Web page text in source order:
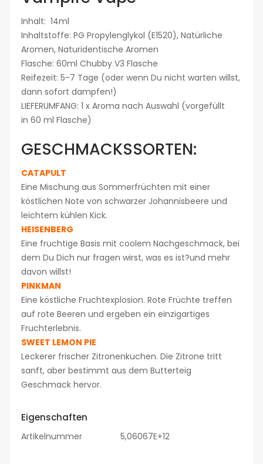
Inhalt: 14ml
Inhaltstoffe: PG Propylenglykol (E1520), Natürliche
Aromen, Naturidentische Aromen
Flasche: 60ml Chubby V3 Flasche
Reifezeit: 5-7 Tage (oder wenn Du nicht warten willst,
dann sofort dampfen!)
LIEFERUMFANG: 1 x Aroma nach Auswahl (vorgefüllt
in 60 ml Flasche)
GESCHMACKSSORTEN:
CATAPULT
Eine Mischung aus Sommerfrüchten mit einer
köstlichen Note von schwarzer Johannisbeere und
leichtem kühlen Kick.
HEISENBERG
Eine fruchtige Basis mit coolem Nachgeschmack, bei
dem Du Dich nur fragen wirst, was es ist?und mehr
davon willst!
PINKMAN
Eine köstliche Fruchtexplosion. Rote Früchte treffen
auf rote Beeren und ergeben ein einzigartiges
Fruchterlebnis.
SWEET LEMON PIE
Leckerer frischer Zitronenkuchen. Die Zitrone tritt
sanft, aber bestimmt aus dem Butterteig
Geschmack hervor.
Eigenschaften
Artikelnummer 5,06067E+12